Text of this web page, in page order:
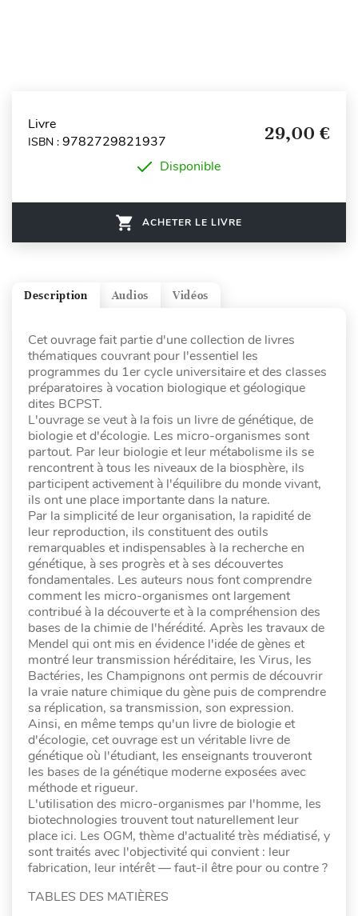
Livre
ISBN : 9782729821937 29,00 €
Disponible
ACHETER LE LIVRE
Vidéos
Audios
Description
Cet ouvrage fait partie d'une collection de livres
thématiques couvrant pour l'essentiel les
programmes du 1er cycle universitaire et des classes
préparatoires à vocation biologique et géologique
dites BCPST.
L'ouvrage se veut à la fois un livre de génétique, de
biologie et d'écologie. Les micro-organismes sont
partout. Par leur biologie et leur métabolisme ils se
rencontrent à tous les niveaux de la biosphère, ils
participent activement à l'équilibre du monde vivant,
ils ont une place importante dans la nature.
Par la simplicité de leur organisation, la rapidité de
leur reproduction, ils constituent des outils
remarquables et indispensables à la recherche en
génétique, à ses progrès et à ses découvertes
fondamentales. Les auteurs nous font comprendre
comment les micro-organismes ont largement
contribué à la découverte et à la compréhension des
bases de la chimie de l'hérédité. Après les travaux de
Mendel qui ont mis en évidence l'idée de gènes et
montré leur transmission héréditaire, les Virus, les
Bactéries, les Champignons ont permis de découvrir
la vraie nature chimique du gène puis de comprendre
sa réplication, sa transmission, son expression.
Ainsi, en même temps qu'un livre de biologie et
d'écologie, cet ouvrage est un véritable livre de
génétique où l'étudiant, les enseignants trouveront
les bases de la génétique moderne exposées avec
méthode et rigueur.
L'utilisation des micro-organismes par l'homme, les
biotechnologies trouvent tout naturellement leur
place ici. Les OGM, thème d'actualité très médiatisé, y
sont traités avec l'objectivité qui convient : leur
fabrication, leur intérêt — faut-il être pour ou contre ?
TABLES DES MATIÈRES